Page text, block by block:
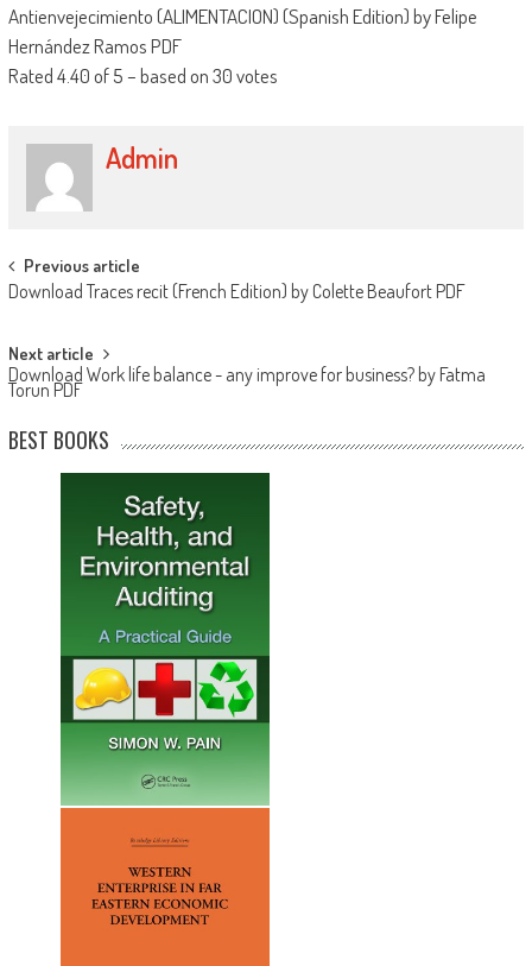
Antienvejecimiento (ALIMENTACION) (Spanish Edition) by Felipe
Hernández Ramos PDF
Rated4.40of5– based on30votes
Admin
Post navigation
Previous article
Download Traces recit (French Edition) by Colette Beaufort PDF
Next article
Download Work life balance - any improve for business? by Fatma
Torun PDF
BEST BOOKS